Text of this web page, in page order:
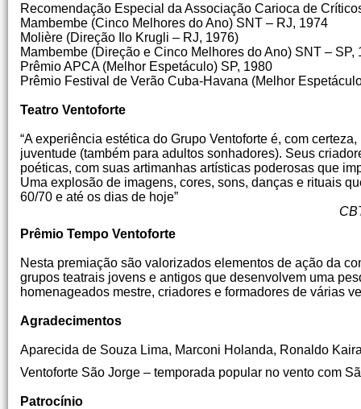
Recomendação Especial da Associação Carioca de
Mambembe (Cinco Melhores do Ano) SNT – RJ, 1974
Molière (Direção Ilo Krugli – RJ, 1976)
Mambembe (Direção e Cinco Melhores do Ano) SNT – SP,
Prêmio APCA (Melhor Espetáculo) SP, 1980
Prêmio Festival de Verão Cuba-Havana (Melhor
Teatro Ventoforte
“A experiência estética do Grupo Ventoforte é, com
juventude (também para adultos sonhadores). Seus
poéticas, com suas artimanhas artísticas poderosas que
Uma explosão de imagens, cores, sons, danças e rituais
60/70 e até os dias de hoje”
CBTIJ – Centro Brasileiro de
Prêmio Tempo Ventoforte
Nesta premiação são valorizados elementos de ação da
grupos teatrais jovens e antigos que desenvolvem uma
homenageados mestre, criadores e formadores de várias
Agradecimentos
Aparecida de Souza Lima, Marconi Holanda, Ronaldo
Ventoforte São Jorge – temporada popular no vento com
Patrocínio